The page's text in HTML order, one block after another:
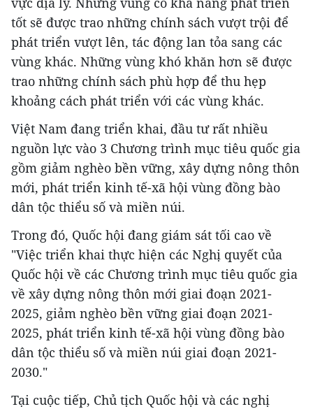
tốt sẽ được trao những chính sách vượt trội để
phát triển vượt lên, tác động lan tỏa sang các
vùng khác. Những vùng khó khăn hơn sẽ được
trao những chính sách phù hợp để thu hẹp
khoảng cách phát triển với các vùng khác.
Việt Nam đang triển khai, đầu tư rất nhiều
nguồn lực vào 3 Chương trình mục tiêu quốc gia
gồm giảm nghèo bền vững, xây dựng nông thôn
mới, phát triển kinh tế-xã hội vùng đồng bào
dân tộc thiểu số và miền núi.
Trong đó, Quốc hội đang giám sát tối cao về
"Việc triển khai thực hiện các Nghị quyết của
Quốc hội về các Chương trình mục tiêu quốc gia
về xây dựng nông thôn mới giai đoạn 2021-
2025, giảm nghèo bền vững giai đoạn 2021-
2025, phát triển kinh tế-xã hội vùng đồng bào
dân tộc thiểu số và miền núi giai đoạn 2021-
2030."
Tại cuộc tiếp, Chủ tịch Quốc hội và các nghị